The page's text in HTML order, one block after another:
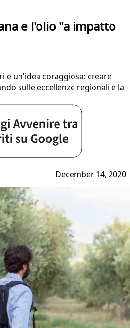
e l'olio "a impatto
e un'idea coraggiosa: creare
sulle eccellenze regionali e la
December 14, 2020